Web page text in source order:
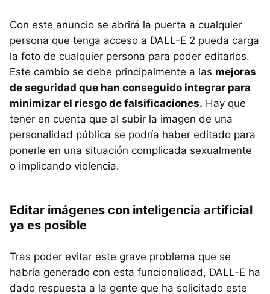
Con este anuncio se abrirá la puerta a cualquier
persona que tenga acceso a DALL-E 2 pueda carga
la foto de cualquier persona para poder editarlos.
Este cambio se debe principalmente a las mejoras
de seguridad que han conseguido integrar para
minimizar el riesgo de falsificaciones. Hay que
tener en cuenta que al subir la imagen de una
personalidad pública se podría haber editado para
ponerle en una situación complicada sexualmente
o implicando violencia.
Editar imágenes con inteligencia artificial
ya es posible
Tras poder evitar este grave problema que se
habría generado con esta funcionalidad, DALL-E ha
dado respuesta a la gente que ha solicitado este